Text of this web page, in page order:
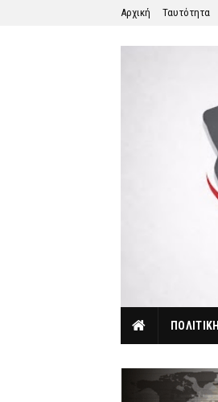
Αρχική Ταυτότητα
ΠΟΛΙΤΙΚΗ